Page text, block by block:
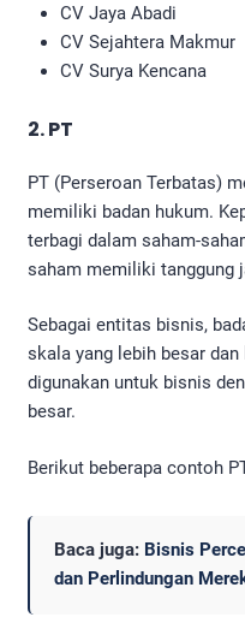
CV Jaya Abadi
CV Sejahtera Makmur
CV Surya Kencana
2. PT
PT (Perseroan Terbatas)
memiliki badan hukum.
terbagi dalam saham-
saham memiliki tanggung
Sebagai entitas bisnis,
skala yang lebih besar
digunakan untuk bisnis
besar.
Berikut beberapa contoh
Baca juga: Bisnis
dan Perlindungan